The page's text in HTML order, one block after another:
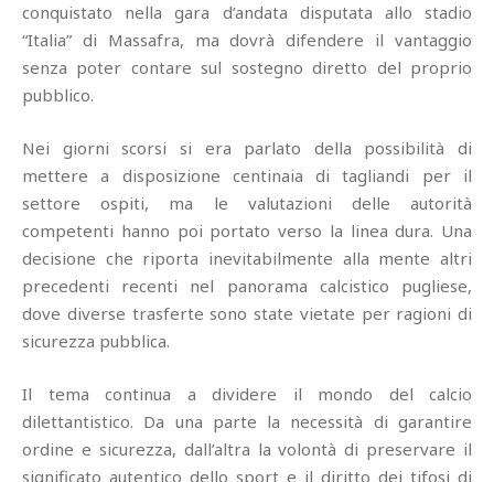
conquistato nella gara d’andata disputata allo stadio
“Italia” di Massafra, ma dovrà difendere il vantaggio
senza poter contare sul sostegno diretto del proprio
pubblico.
Nei giorni scorsi si era parlato della possibilità di
mettere a disposizione centinaia di tagliandi per il
settore ospiti, ma le valutazioni delle autorità
competenti hanno poi portato verso la linea dura. Una
decisione che riporta inevitabilmente alla mente altri
precedenti recenti nel panorama calcistico pugliese,
dove diverse trasferte sono state vietate per ragioni di
sicurezza pubblica.
Il tema continua a dividere il mondo del calcio
dilettantistico. Da una parte la necessità di garantire
ordine e sicurezza, dall’altra la volontà di preservare il
significato autentico dello sport e il diritto dei tifosi di